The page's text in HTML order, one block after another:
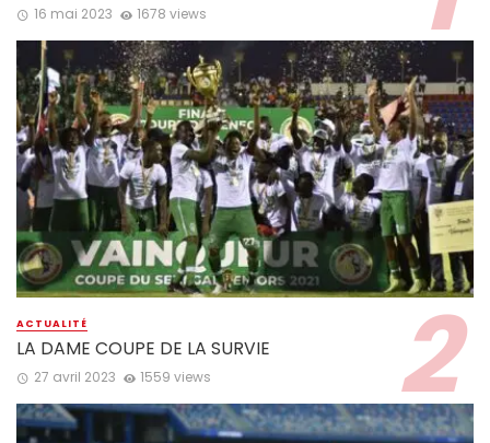
16 mai 2023 1678 views
ACTUALITÉ
LA DAME COUPE DE LA SURVIE
27 avril 2023 1559 views